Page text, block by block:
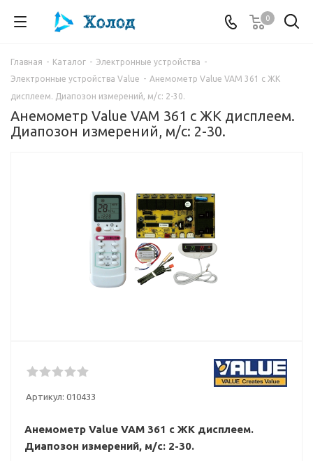
0
Главная - Каталог - Электронные устройства -
Электронные устройства Value - Анемометр Value VAM 361 с ЖК
дисплеем. Диапозон измерений, м/с: 2-30.
Анемометр Value VAM 361 с ЖК дисплеем.
Диапозон измерений, м/с: 2-30.
Артикул: 010433
Анемометр Value VAM 361 с ЖК дисплеем.
Диапозон измерений, м/с: 2-30.